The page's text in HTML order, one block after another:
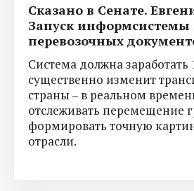
Сказано в Сенате.
Запуск информсистемы
перевозочных
Система должна заработать
существенно изменит
страны – в реальном
отслеживать перемещение
формировать точную
отрасли.